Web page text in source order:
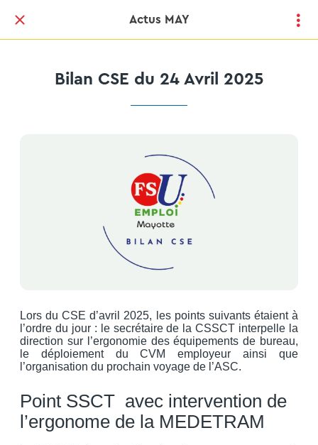
Actus MAY
Bilan CSE du 24 Avril 2025
Lors du CSE d’avril 2025, les points suivants étaient à
l’ordre du jour : le secrétaire de la CSSCT interpelle la
direction sur l’ergonomie des équipements de bureau,
le déploiement du CVM employeur ainsi que
l’organisation du prochain voyage de l’ASC.
Point SSCT avec intervention de
l’ergonome de la MEDETRAM